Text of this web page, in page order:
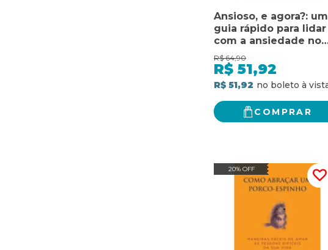
Ansioso, e agora?: um
guia rápido para lidar
com a ansiedade no
dia a dia
R$ 64,90
R$ 51,92
R$ 51,92
COMPRAR
20% OFF